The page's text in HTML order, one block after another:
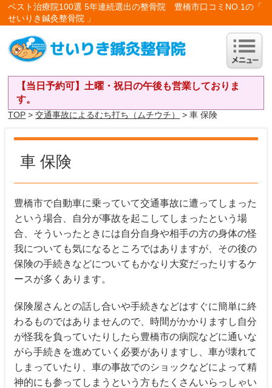
ベスト治療院100選 5年連続選出の整骨院 豊橋市口コミNO.1の「
せいりき鍼灸整骨院 」
【当日予約可】土曜・祝日の午後も営業しておりま
す。
TOP >交通事故によるむち打ち（ムチウチ） > 車 保険
車 保険
豊橋市で自動車に乗っていて交通事故に遭ってしまった
という場合、自分が事故を起こしてしまったという場
合、そういったときには自分自身や相手の方の身体の怪
我についても気になるところではありますが、その後の
保険の手続きなどについてもかなり大変だったりするケ
ースが多くあります。
保険屋さんとの話し合いや手続きなどはすぐに簡単に終
わるものではありませんので、時間がかかりますし自分
が怪我を負っていたりしたら豊橋市の病院などに通いな
がら手続きを進めていく必要がありますし、車が壊れて
しまっていたり、車の事故でのショックなどによって精
神的にも参ってしまうという方もたくさんいらっしゃい